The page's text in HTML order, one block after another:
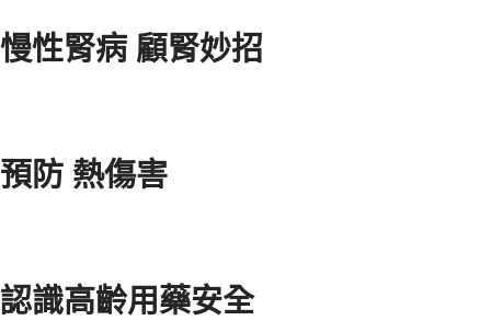
慢性腎病 顧腎妙招
預防 熱傷害
認識高齡用藥安全